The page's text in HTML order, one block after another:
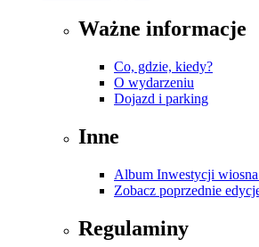
Ważne informacje
Co, gdzie, kiedy?
O wydarzeniu
Dojazd i parking
Inne
Album Inwestycji
Zobacz poprzednie
Regulaminy